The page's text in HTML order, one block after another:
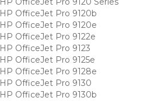
HP OfficeJet Pro 9120b
HP OfficeJet Pro 9120e
HP OfficeJet Pro 9122e
HP OfficeJet Pro 9123
HP OfficeJet Pro 9125e
HP OfficeJet Pro 9128e
HP OfficeJet Pro 9130
HP OfficeJet Pro 9130b